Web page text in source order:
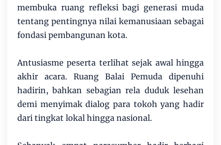
membuka ruang refleksi bagi generasi muda
tentang pentingnya nilai kemanusiaan sebagai
fondasi pembangunan kota.
Antusiasme peserta terlihat sejak awal hingga
akhir acara. Ruang Balai Pemuda dipenuhi
hadirin, bahkan sebagian rela duduk lesehan
demi menyimak dialog para tokoh yang hadir
dari tingkat lokal hingga nasional.